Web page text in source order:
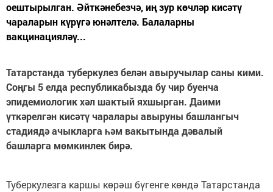
оештырылган. Әйткәнебезчә, иң зур көчләр кисәтү
чараларын күрүгә юнәлтелә. Балаларны
вакцинацияләү...
Татарстанда туберкулез белән авыручылар саны кими.
Соңгы 5 елда республикабызда бу чир буенча
эпидемиологик хәл шактый яхшырган. Даими
үткәрелгән кисәтү чаралары авыруны башлангыч
стадиядә ачыкларга һәм вакытында дәвалый
башларга мөмкинлек бирә.
Туберкулезга каршы көрәш бүгенге көндә Татарстанда